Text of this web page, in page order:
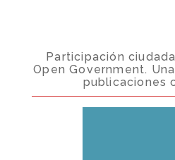
Participación
Open Government.
publicaciones